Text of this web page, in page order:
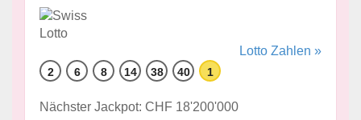
Lotto Zahlen »
2 6 8 14 38 40 1
Nächster Jackpot: CHF 18'200'000